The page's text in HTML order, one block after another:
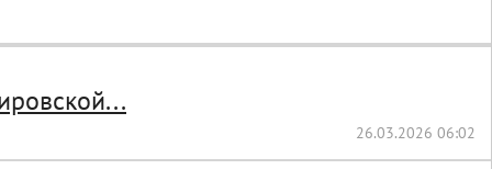
26.03.2026 06:02